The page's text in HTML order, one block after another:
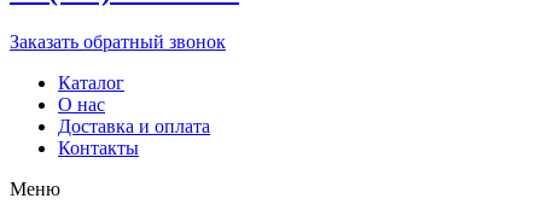
Заказать обратный звонок
Каталог
О нас
Доставка и оплата
Контакты
Меню